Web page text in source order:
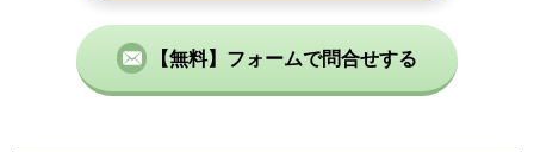
【無料】フォームで問合せする